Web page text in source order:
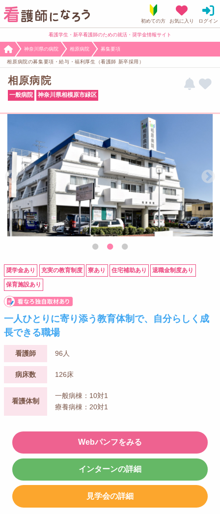
看護学生・新卒看護師のための就活・奨学金情報サイト
神奈川県の病院 相原病院 募集要項
相原病院の募集要項・給与・福利厚生（看護師 新卒採用）
相原病院
一般病院 神奈川県相模原市緑区
奨学金あり 充実の教育制度 寮あり 住宅補助あり 退職金制度あり
保育施設あり
一人ひとりに寄り添う教育体制で、自分らしく成
長できる職場
看護師 96人
病床数 126床
看護体制
一般病棟：10対1
療養病棟：20対1
Webパンフをみる
インターンの詳細
見学会の詳細